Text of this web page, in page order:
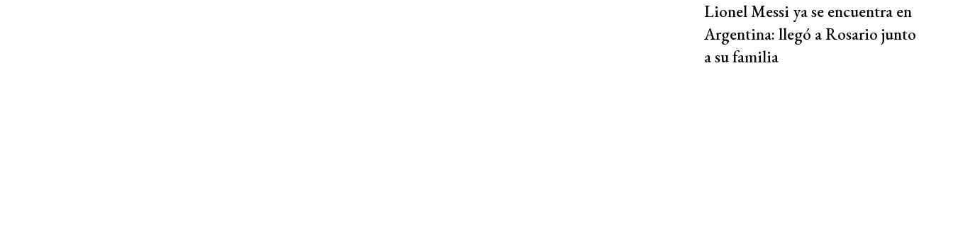
Lionel Messi ya se encuentra en
Argentina: llegó a Rosario junto
a su familia